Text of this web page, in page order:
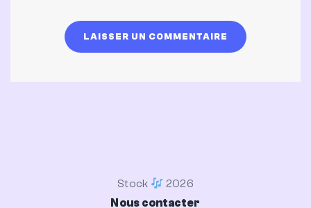
Stock
2026
Nous contacter